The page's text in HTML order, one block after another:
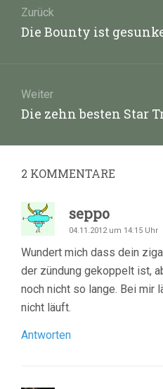
Zurück
Vorheriger
Die Bounty ist
Weiter
Nächster
Die zehn besten Star
2 KOMMENTARE
seppo
04.11.2012 um 14:15 Uhr
Wundert mich dass dein
der zündung gekoppelt ist,
noch nicht so lange. Bei mir
nicht läuft.
Antworten